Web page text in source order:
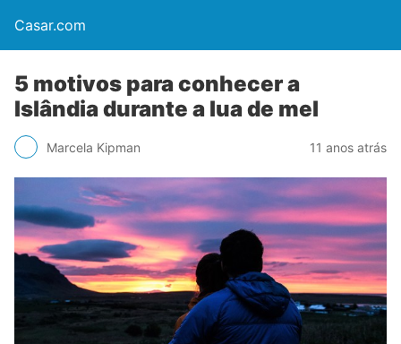
Casar.com
5 motivos para conhecer a
Islândia durante a lua de mel
Marcela Kipman 11 anos atrás